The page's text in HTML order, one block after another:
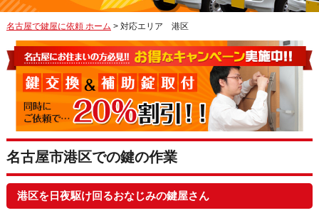
名古屋で鍵屋に依頼 ホーム > 対応エリア 港区
名古屋市港区での鍵の作業
港区を日夜駆け回るおなじみの鍵屋さん